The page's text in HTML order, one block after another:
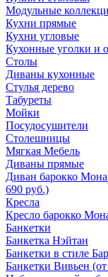
Модульные
Кухни прямые
Кухни угловые
Кухонные уголки и
Столы
Диваны кухонные
Стулья дерево
Табуреты
Мойки
Посудосушители
Столешницы
Мягкая Мебель
Диваны прямые
Диван барокко
690 руб.)
Кресла
Кресло барокко
Банкетки
Банкетка Нэйтан
Банкетки в стиле
Банкетки Вивьен